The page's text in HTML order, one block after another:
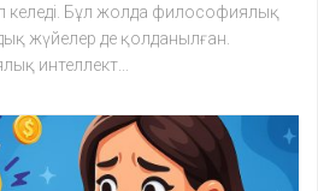
келеді. Бұл жолда философиялық
жүйелер де қолданылған.
интеллект...